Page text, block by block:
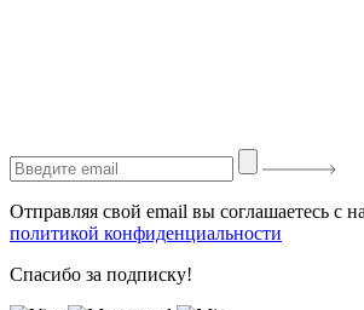
Отправляя свой email вы соглашаетесь с
политикой конфиденциальности
Спасибо за подписку!